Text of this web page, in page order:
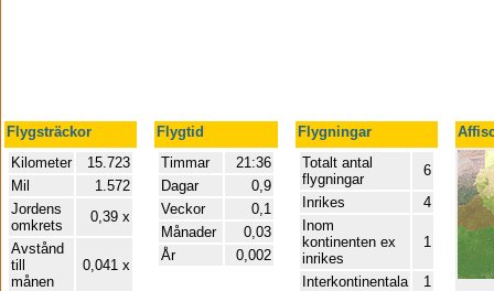
Flygsträckor Flygtid Flygningar
Kilometer
15.723
Mil
1.572
Jordens
omkrets
0,39 x
Avstånd
till
månen
0,041 x
Timmar
21:36
Dagar
0,9
Veckor
0,1
Månader
0,03
År
0,002
Totalt antal
flygningar
6
Inrikes
4
Inom
kontinenten ex
inrikes
1
Interkontinentala
1